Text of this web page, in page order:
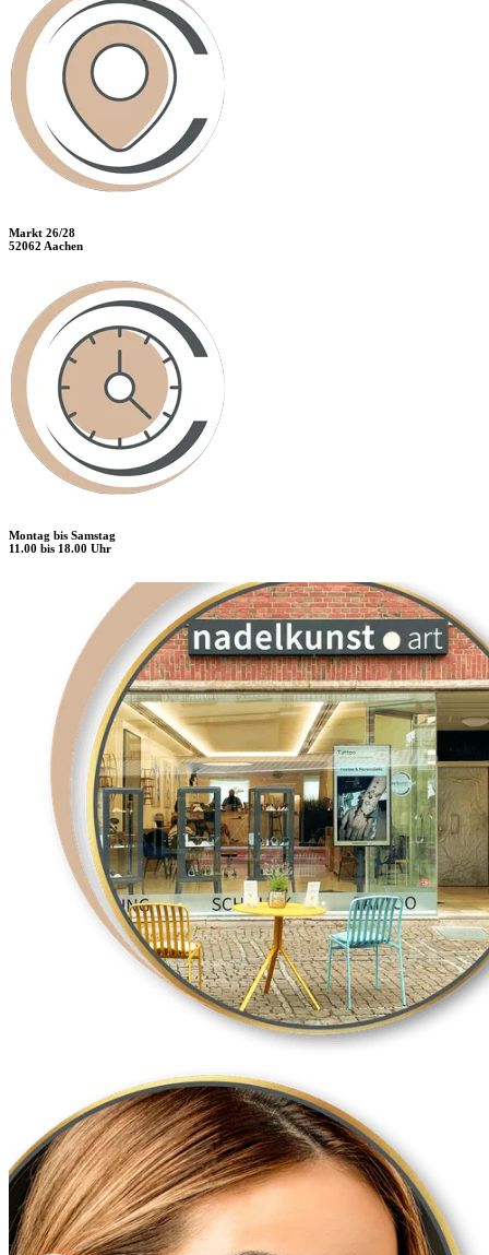
Markt 26/28
52062 Aachen
Montag bis Samstag
11.00 bis 18.00 Uhr